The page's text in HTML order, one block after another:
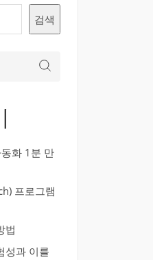
검색
화 1분 만
프로그램
법
성과 이를